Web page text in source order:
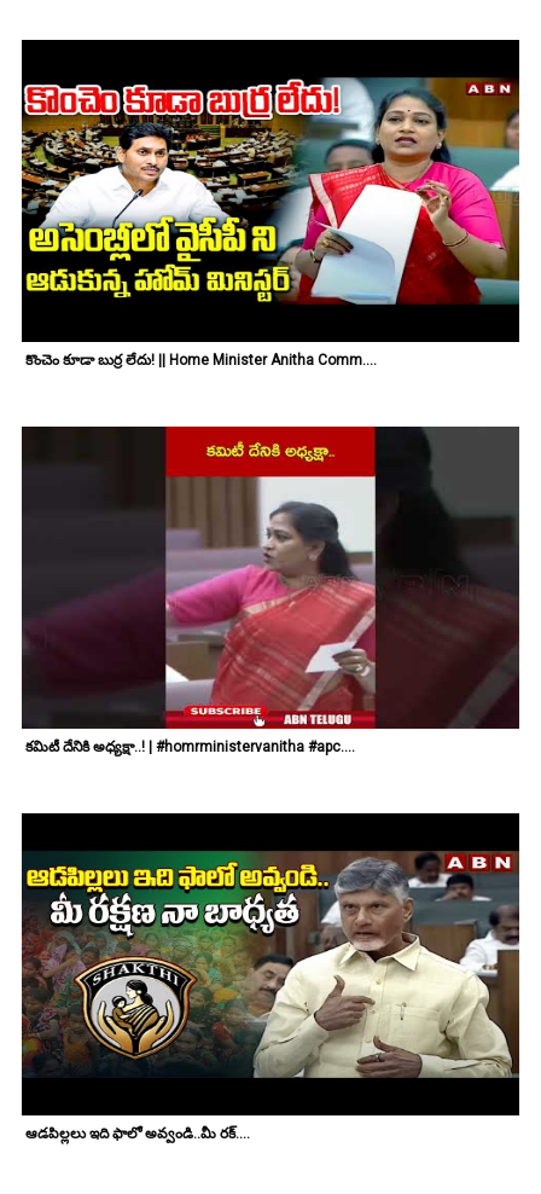
కొంచెం కూడా బుర్ర లేదు! || Home Minister Anitha Comm....
కమిటీ దేనికి అధ్యక్షా..! | #homrministervanitha #apc....
ఆడపిల్లలు ఇది ఫాలో అవ్వండి..మీ రక్....